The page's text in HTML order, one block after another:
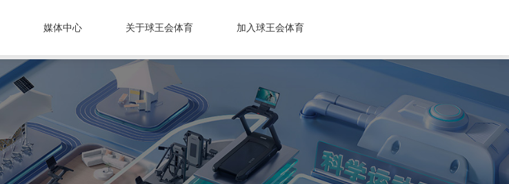
媒体中心 关于球王会体育 加入球王会体育